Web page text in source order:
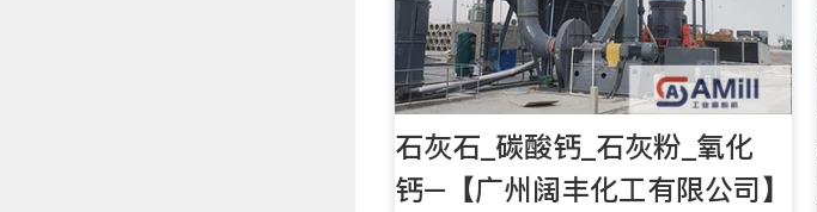
石灰石_碳酸钙_石灰粉_氧化
钙–【广州阔丰化工有限公司】